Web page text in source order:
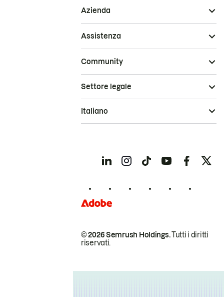
Azienda
Assistenza
Community
© 2026 Semrush Holdings.Tutti i diritti
riservati.
Settore legale
Italiano